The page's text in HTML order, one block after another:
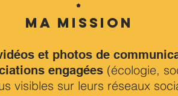
*
MA MISSION
et photos de
engagées(écologie,
visibles sur leurs réseaux